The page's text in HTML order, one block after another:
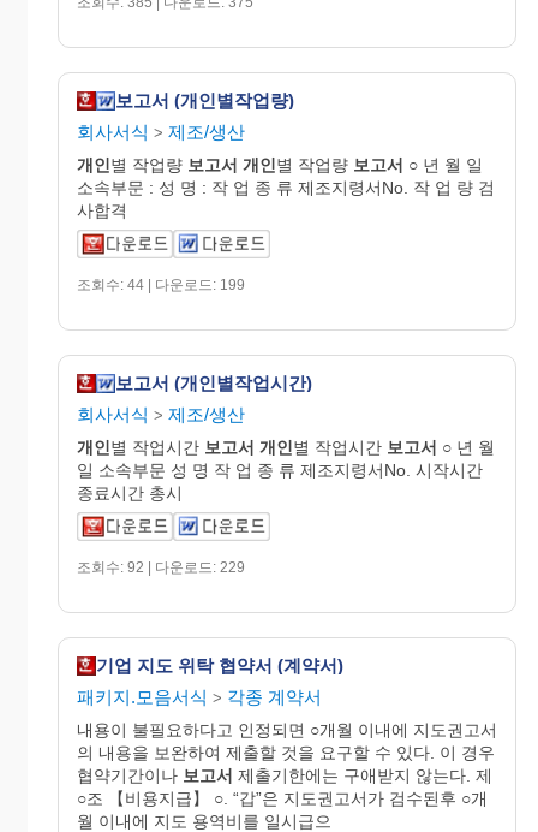
보고서 (개인별작업량)
회사서식 > 제조/생산
개인별 작업량 보고서 개인별 작업량 보고서 ○ 년 월 일
소속부문 : 성 명 : 작 업 종 류 제조지령서No. 작 업 량 검
사합격
조회수: 44 | 다운로드: 199
보고서 (개인별작업시간)
회사서식 > 제조/생산
개인별 작업시간 보고서 개인별 작업시간 보고서 ○ 년 월
일 소속부문 성 명 작 업 종 류 제조지령서No. 시작시간
종료시간 총시
조회수: 92 | 다운로드: 229
기업 지도 위탁 협약서 (계약서)
패키지.모음서식 > 각종 계약서
내용이 불필요하다고 인정되면 ○개월 이내에 지도권고서
의 내용을 보완하여 제출할 것을 요구할 수 있다. 이 경우
협약기간이나 보고서 제출기한에는 구애받지 않는다. 제
○조 【비용지급】 ○. “갑”은 지도권고서가 검수된후 ○개
월 이내에 지도 용역비를 일시급으